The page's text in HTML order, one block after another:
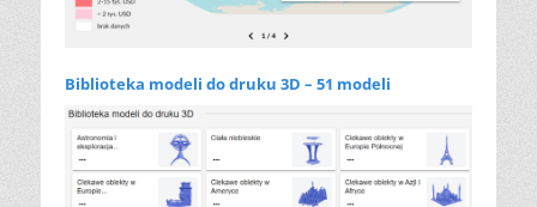
Biblioteka modeli do druku 3D – 51 modeli